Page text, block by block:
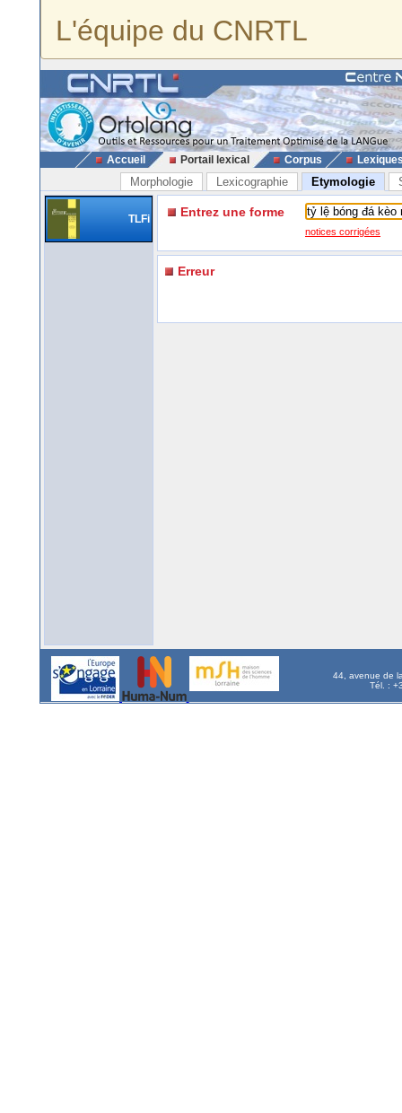
L'équipe du CNRTL
Accueil Portail lexical Corpus
Morphologie Lexicographie Etymologie
TLFi Entrez une forme
notices corrigées
Erreur
44, avenue de
Tél. :